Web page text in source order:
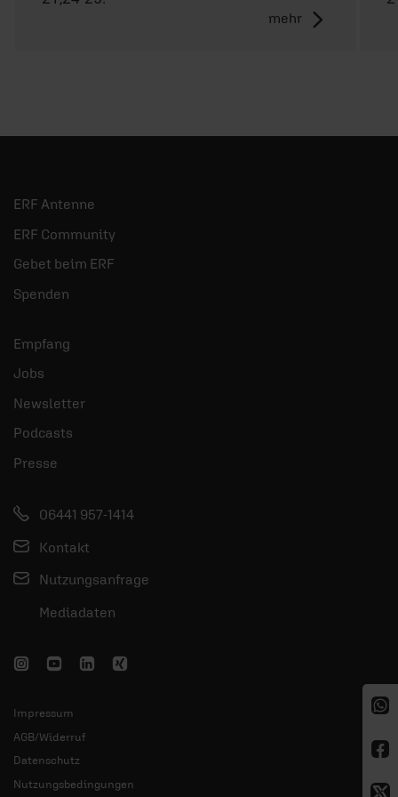
mehr
ERF Antenne
ERF Community
Gebet beim ERF
Spenden
Empfang
Jobs
Newsletter
Podcasts
Presse
06441 957-1414
Kontakt
Nutzungsanfrage
Mediadaten
Impressum
AGB/Widerruf
Datenschutz
Nutzungsbedingungen